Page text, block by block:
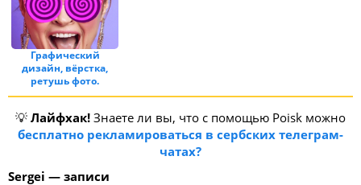
Графический
дизайн, вёрстка,
ретушь фото.
💡 Лайфхак! Знаете ли вы, что с помощью Poisk можно
бесплатно рекламироваться в сербских телеграм-
чатах?
Sergei — записи